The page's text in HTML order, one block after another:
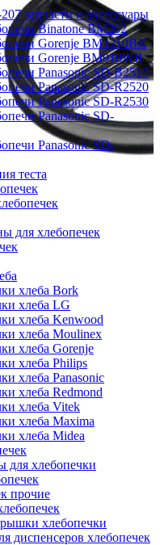
запчасти и аксессуары
Binatone BM202
Gorenje BM1210BK
Gorenje BM910WII
Panasonic SD-B2510
Panasonic SD-R2520
Panasonic SD-R2530
Panasonic SD-
Panasonic SD-
теста
для хлебопечек
хлеба Bork
хлеба LG
хлеба Kenwood
хлеба Moulinex
хлеба Gorenje
хлеба Philips
хлеба Panasonic
хлеба Redmond
хлеба Vitek
хлеба Maxima
хлеба Midea
для хлебопечки
прочие
хлебопечки
диспенсеров хлебопечек